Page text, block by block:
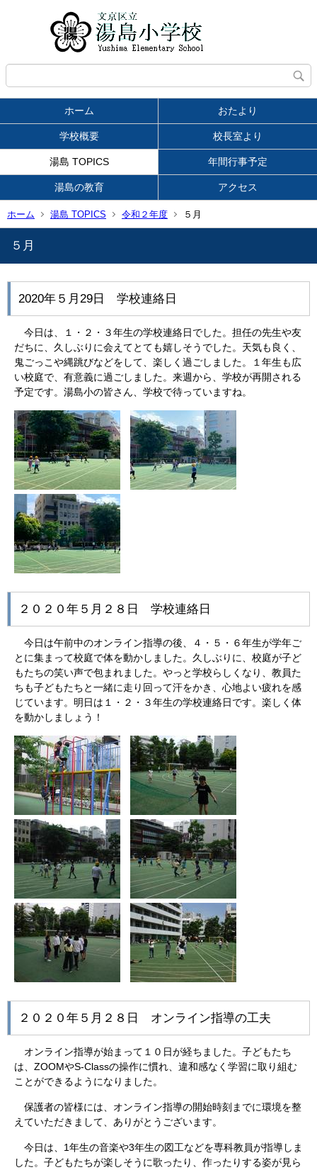
ホーム おたより
学校概要 校長室より
湯島 TOPICS 年間行事予定
湯島の教育 アクセス
ホーム 湯島 TOPICS 令和２年度 ５月
５月
2020年５月29日 学校連絡日
今日は、１・２・３年生の学校連絡日でした。担任の先生や友
だちに、久しぶりに会えてとても嬉しそうでした。天気も良く、
鬼ごっこや縄跳びなどをして、楽しく過ごしました。１年生も広
い校庭で、有意義に過ごしました。来週から、学校が再開される
予定です。湯島小の皆さん、学校で待っていますね。
２０２０年５月２８日 学校連絡日
今日は午前中のオンライン指導の後、４・５・６年生が学年ご
とに集まって校庭で体を動かしました。久しぶりに、校庭が子ど
もたちの笑い声で包まれました。やっと学校らしくなり、教員た
ちも子どもたちと一緒に走り回って汗をかき、心地よい疲れを感
じています。明日は１・２・３年生の学校連絡日です。楽しく体
を動かしましょう！
２０２０年５月２８日 オンライン指導の工夫
オンライン指導が始まって１０日が経ちました。子どもたち
は、ZOOMやS-Classの操作に慣れ、違和感なく学習に取り組む
ことができるようになりました。
保護者の皆様には、オンライン指導の開始時刻までに環境を整
えていただきまして、ありがとうございます。
今日は、1年生の音楽や3年生の図工などを専科教員が指導しま
した。子どもたちが楽しそうに歌ったり、作ったりする姿が見ら